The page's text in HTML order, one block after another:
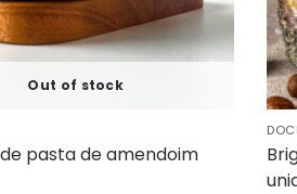
Out of stock
pasta de amendoim